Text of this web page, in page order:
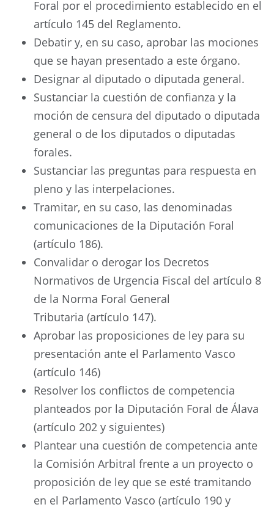
Foral por el procedimiento establecido en el
artículo 145 del Reglamento.
Debatir y, en su caso, aprobar las mociones
que se hayan presentado a este órgano.
Designar al diputado o diputada general.
Sustanciar la cuestión de confianza y la
moción de censura del diputado o diputada
general o de los diputados o diputadas
forales.
Sustanciar las preguntas para respuesta en
pleno y las interpelaciones.
Tramitar, en su caso, las denominadas
comunicaciones de la Diputación Foral
(artículo 186).
Convalidar o derogar los Decretos
Normativos de Urgencia Fiscal del artículo 8
de la Norma Foral General
Tributaria (artículo 147).
Aprobar las proposiciones de ley para su
presentación ante el Parlamento Vasco
(artículo 146)
Resolver los conflictos de competencia
planteados por la Diputación Foral de Álava
(artículo 202 y siguientes)
Plantear una cuestión de competencia ante
la Comisión Arbitral frente a un proyecto o
proposición de ley que se esté tramitando
en el Parlamento Vasco (artículo 190 y